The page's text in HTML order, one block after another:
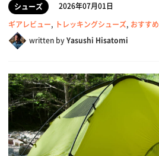
シューズ
2026年07月01日
ギアレビュー, トレッキングシューズ, おすすめ
written byYasushi Hisatomi